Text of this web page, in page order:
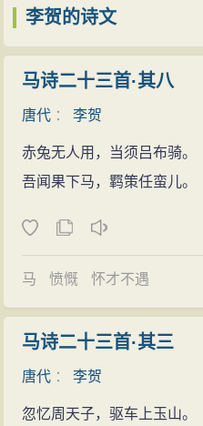
华裾织翠青如葱，金环
马蹄隐耳声隆隆，入门
云是东京才子，文章巨
二十八宿罗心胸，元精
殿前作赋声摩空，笔补造
庞眉书客感秋蓬，谁知死
韩愈他们见李贺诗中所
惊喜万分地对之夸赞不已：
传哪！”从此，李贺的诗名
还热忱地邀请李贺到他们府
李贺的诗名遂越发大了。
名字叫“李晋肃”，其中的“晋
孙请曹植”。但实际上，他
李贺自述家境时说：“我
亲李晋肃，早年被雇为“边
蜀任职，曾与表兄杜甫相遇
出生的贞元年间，晋肃稍得
千里别，特此易斗粟”（《
李贺自幼体形细瘦，通眉
（公元796）李贺正值七岁
笔辄就写就《高轩过》一诗
李贺的诗文
马诗二十三首·其八
唐代 ：李贺
赤兔无人用，当须吕布骑。
吾闻果下马，羁策任蛮儿。
马 愤慨 怀才不遇
马诗二十三首·其三
唐代 ：李贺
忽忆周天子，驱车上玉山。